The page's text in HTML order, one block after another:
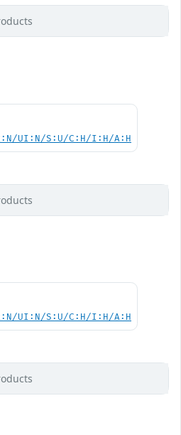
UI:N/S:U/C:H/I:H/A:H
UI:N/S:U/C:H/I:H/A:H